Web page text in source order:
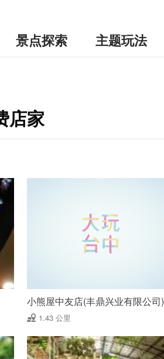
景点探索 主题玩法
店家
小熊屋中友店(丰鼎兴业有限公司)
1.43 公里